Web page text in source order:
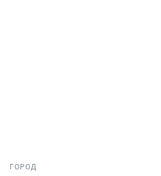
ГОРОД